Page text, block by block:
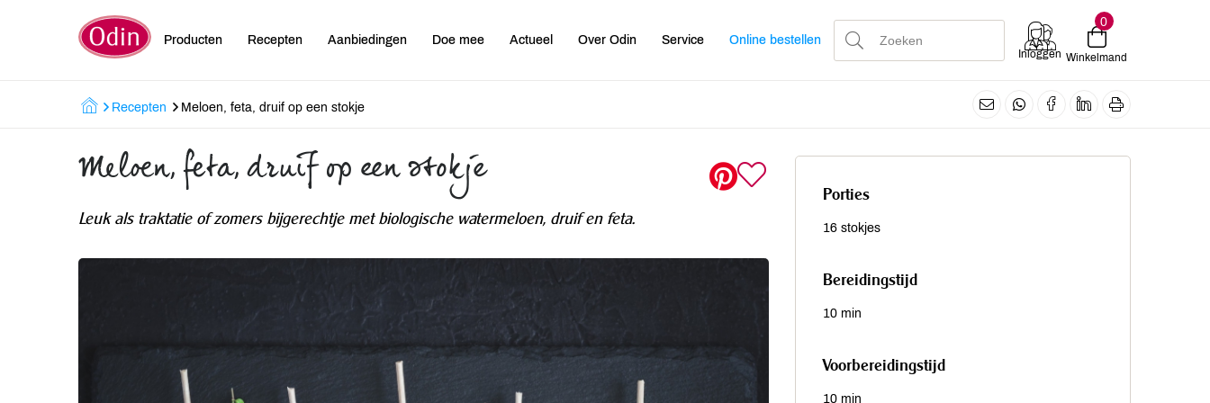
Producten Recepten Aanbiedingen Doe mee Actueel Over Odin Service Online bestellen
Inloggen
0
Winkelmand
Recepten Meloen, feta, druif op een stokje
Meloen, feta, druif op een stokje
Leuk als traktatie of zomers bijgerechtje met biologische watermeloen, druif en feta.
Porties
16 stokjes
Bereidingstijd
10 min
Voorbereidingstijd
10 min